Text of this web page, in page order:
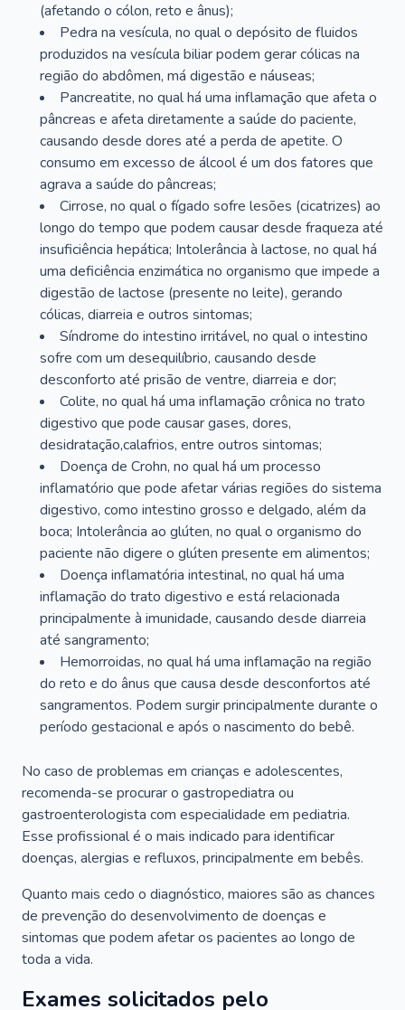
(afetando o cólon, reto e ânus);
Pedra na vesícula, no qual o depósito de fluidos
produzidos na vesícula biliar podem gerar cólicas na
região do abdômen, má digestão e náuseas;
Pancreatite, no qual há uma inflamação que afeta o
pâncreas e afeta diretamente a saúde do paciente,
causando desde dores até a perda de apetite. O
consumo em excesso de álcool é um dos fatores que
agrava a saúde do pâncreas;
Cirrose, no qual o fígado sofre lesões (cicatrizes) ao
longo do tempo que podem causar desde fraqueza até
insuficiência hepática; Intolerância à lactose, no qual há
uma deficiência enzimática no organismo que impede a
digestão de lactose (presente no leite), gerando
cólicas, diarreia e outros sintomas;
Síndrome do intestino irritável, no qual o intestino
sofre com um desequilíbrio, causando desde
desconforto até prisão de ventre, diarreia e dor;
Colite, no qual há uma inflamação crônica no trato
digestivo que pode causar gases, dores,
desidratação,calafrios, entre outros sintomas;
Doença de Crohn, no qual há um processo
inflamatório que pode afetar várias regiões do sistema
digestivo, como intestino grosso e delgado, além da
boca; Intolerância ao glúten, no qual o organismo do
paciente não digere o glúten presente em alimentos;
Doença inflamatória intestinal, no qual há uma
inflamação do trato digestivo e está relacionada
principalmente à imunidade, causando desde diarreia
até sangramento;
Hemorroidas, no qual há uma inflamação na região
do reto e do ânus que causa desde desconfortos até
sangramentos. Podem surgir principalmente durante o
período gestacional e após o nascimento do bebê.
No caso de problemas em crianças e adolescentes,
recomenda-se procurar o gastropediatra ou
gastroenterologista com especialidade em pediatria.
Esse profissional é o mais indicado para identificar
doenças, alergias e refluxos, principalmente em bebês.
Quanto mais cedo o diagnóstico, maiores são as chances
de prevenção do desenvolvimento de doenças e
sintomas que podem afetar os pacientes ao longo de
toda a vida.
Exames solicitados pelo